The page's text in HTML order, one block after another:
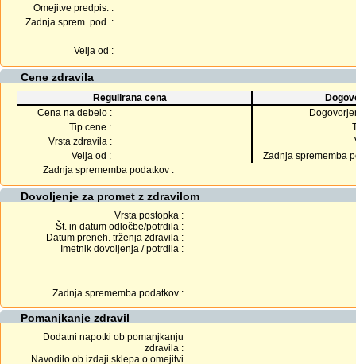
Omejitve predpis. :
Zadnja sprem. pod. :
Velja od :
Cene zdravila
Regulirana cena
Cena na debelo :
Tip cene :
Vrsta zdravila :
Velja od :
Zadnja sprememba
Zadnja sprememba podatkov :
Dovoljenje za promet z zdravilom
Vrsta postopka :
Št. in datum odločbe/potrdila :
Datum preneh. trženja zdravila :
Imetnik dovoljenja / potrdila :
Zadnja sprememba podatkov :
Pomanjkanje zdravil
Dodatni napotki ob pomanjkanju
zdravila :
Navodilo ob izdaji sklepa o omejitvi